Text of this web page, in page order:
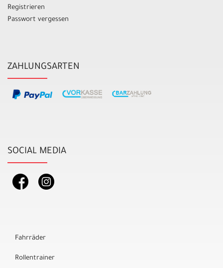
Registrieren
Passwort vergessen
ZAHLUNGSARTEN
SOCIAL MEDIA
Fahrräder
Rollentrainer